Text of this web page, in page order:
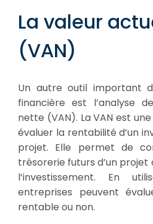
La valeur
(VAN)
Un autre outil important
financière est l’analyse
nette (VAN). La VAN est
évaluer la rentabilité d’un
projet. Elle permet de
trésorerie futurs d’un projet
l’investissement. En
entreprises peuvent
rentable ou non.